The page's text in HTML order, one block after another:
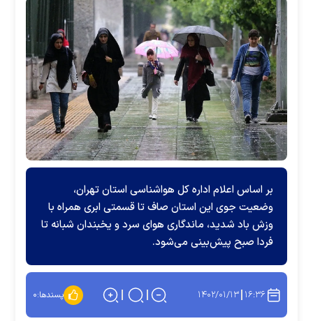
بر اساس اعلام اداره کل هواشناسی استان تهران،
وضعیت جوی این استان صاف تا قسمتی ابری همراه با
وزش باد شدید، ماندگاری هوای سرد و یخبندان شبانه تا
فردا صبح پیش‌بینی می‌شود.
۱۶:۳۶ ۱۴۰۲/۰۱/۱۳ پسندها:۰